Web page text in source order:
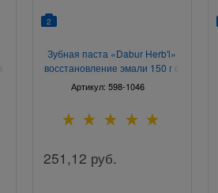
2
Зубная паста «Dabur Herb'l»
восстановление эмали 150 г с
зубной щеткой
Артикул:598-1046
251,12 руб.